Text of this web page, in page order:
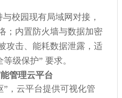
校园现有局域网对接，
；内置防火墙与数据加密
攻击、能耗数据泄露，适
级保护” 要求。
管理云平台
”，云平台提供可视化管